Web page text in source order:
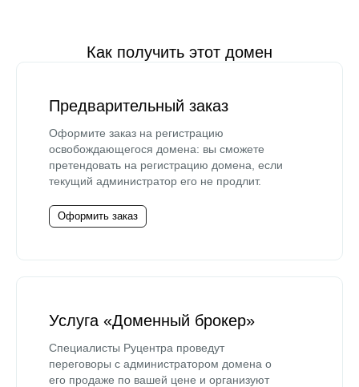
Как получить этот домен
Предварительный заказ
Оформите заказ на регистрацию
освобождающегося домена: вы сможете
претендовать на регистрацию домена, если
текущий администратор его не продлит.
Оформить заказ
Услуга «Доменный брокер»
Специалисты Руцентра проведут
переговоры с администратором домена о
его продаже по вашей цене и организуют